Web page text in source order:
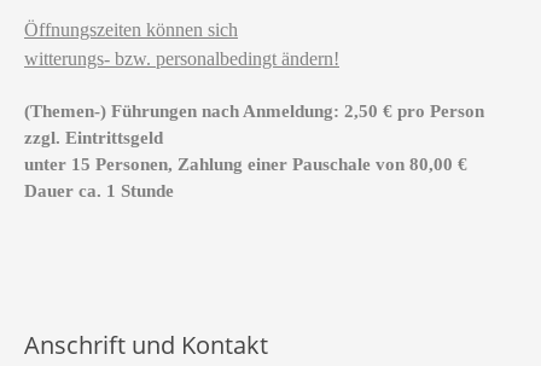
Öffnungszeiten können sich
witterungs- bzw. personalbedingt ändern!
(Themen-) Führungen nach Anmeldung: 2,50 € pro Person
zzgl. Eintrittsgeld
unter 15 Personen, Zahlung einer Pauschale von 80,00 €
Dauer ca. 1 Stunde
Anschrift und Kontakt